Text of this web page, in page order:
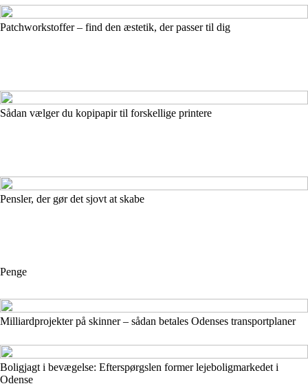
Patchworkstoffer – find den æstetik, der passer til dig
Sådan vælger du kopipapir til forskellige printere
Pensler, der gør det sjovt at skabe
Penge
Milliardprojekter på skinner – sådan betales Odenses transportplaner
Boligjagt i bevægelse: Efterspørgslen former lejeboligmarkedet i
Odense